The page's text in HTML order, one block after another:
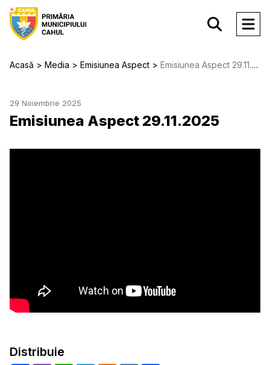
Acasă Media Emisiunea Aspect Emisiunea Aspect 29.11.2025
29 Noiembrie 2025
Emisiunea Aspect 29.11.2025
Distribuie